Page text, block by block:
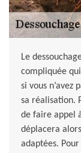
Le
compliquée
si vous n’avez
sa réalisation.
de faire appel
déplacera
adaptées.